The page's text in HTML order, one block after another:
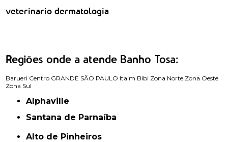
veterinario dermatologia
Regiões onde a atende Banho Tosa:
Barueri Centro GRANDE SÃO PAULO Itaim Bibi Zona Norte Zona Oeste
Zona Sul
Alphaville
Santana de Parnaíba
Alto de Pinheiros